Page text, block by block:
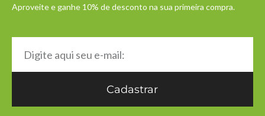
Aproveite e ganhe 10% de desconto na sua primeira compra.
Cadastrar